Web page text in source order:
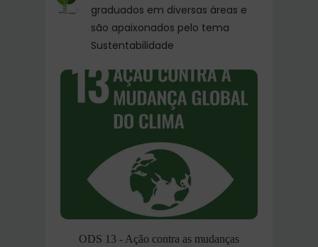
graduados em diversas áreas e
são apaixonados pelo tema
Sustentabilidade
ODS 13 - Ação contra as mudanças